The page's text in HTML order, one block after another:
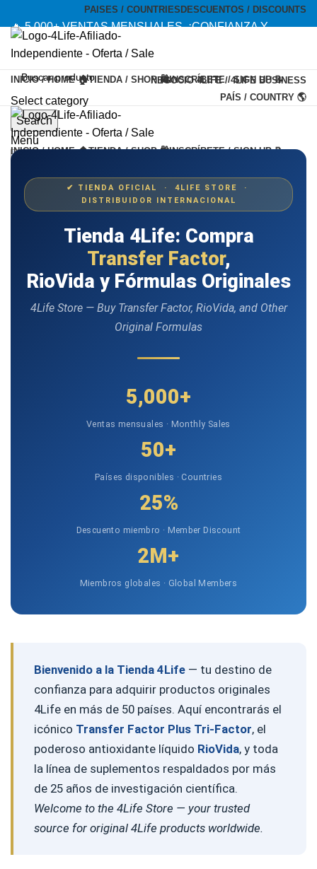
PAISES / COUNTRIES DESCUENTOS / DISCOUNTS
🔥 5,000+ VENTAS MENSUALES. ¡CONFIANZA Y
CALIDAD! --- 🔥 5,000+ MONTHLY SALES. TRUST AND
QUALITY!
NEGOCIO 4LIFE / 4LIFE BUSINESS
TIENDA OFICIAL / OFFICIAL STORE 🔒
Select category
Search
Menu
INICIO / HOME 🏠TIENDA / SHOP 🛍️INSCRÍBETE / SIGN UP 📝
PAÍS / COUNTRY 🌎
INICIO / HOME 🏠TIENDA / SHOP 🛍️INSCRÍBETE / SIGN UP 📝
✔ TIENDA OFICIAL · 4LIFE STORE ·
DISTRIBUIDOR INTERNACIONAL
Tienda 4Life: Compra
Transfer Factor,
RioVida y Fórmulas Originales
4Life Store — Buy Transfer Factor, RioVida, and Other
Original Formulas
5,000+
Ventas mensuales · Monthly Sales
50+
Países disponibles · Countries
25%
Descuento miembro · Member Discount
2M+
Miembros globales · Global Members
Bienvenido a la Tienda 4Life— tu destino de
confianza para adquirir productos originales
4Life en más de 50 países. Aquí encontrarás el
icónico Transfer Factor Plus Tri-Factor, el
poderoso antioxidante líquido RioVida, y toda
la línea de suplementos respaldados por más
de 25 años de investigación científica.
Welcome to the 4Life Store — your trusted
source for original 4Life products worldwide.